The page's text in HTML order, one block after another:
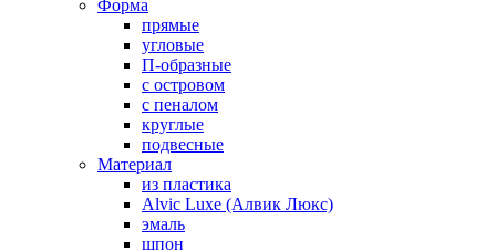
Форма
прямые
угловые
П-образные
с островом
с пеналом
круглые
подвесные
Материал
из пластика
Alvic Luxe (Алвик Люкс)
эмаль
шпон